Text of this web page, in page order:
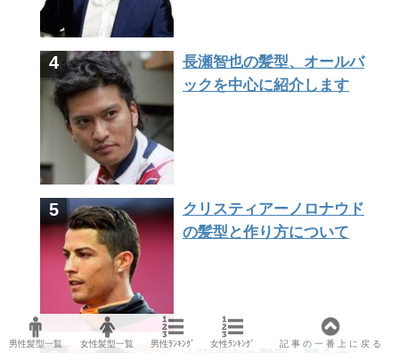
長瀬智也の髪型、オールバ
ックを中心に紹介します
クリスティアーノロナウド
の髪型と作り方について
男性髪型一覧 女性髪型一覧 男性ﾗﾝｷﾝｸﾞ 女性ﾗﾝｷﾝｸﾞ 記 事 の 一 番 上 に 戻 る